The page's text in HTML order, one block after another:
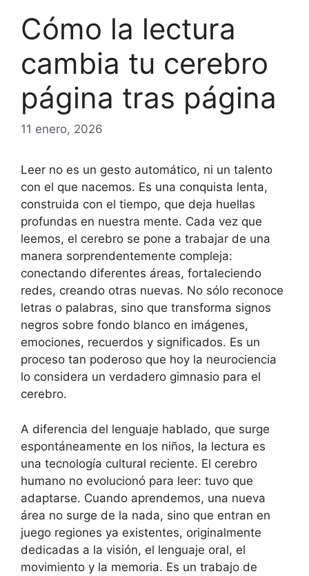
Cómo la lectura
cambia tu cerebro
página tras página
11 enero, 2026
Leer no es un gesto automático, ni un talento
con el que nacemos. Es una conquista lenta,
construida con el tiempo, que deja huellas
profundas en nuestra mente. Cada vez que
leemos, el cerebro se pone a trabajar de una
manera sorprendentemente compleja:
conectando diferentes áreas, fortaleciendo
redes, creando otras nuevas. No sólo reconoce
letras o palabras, sino que transforma signos
negros sobre fondo blanco en imágenes,
emociones, recuerdos y significados. Es un
proceso tan poderoso que hoy la neurociencia
lo considera un verdadero gimnasio para el
cerebro.
A diferencia del lenguaje hablado, que surge
espontáneamente en los niños, la lectura es
una tecnología cultural reciente. El cerebro
humano no evolucionó para leer: tuvo que
adaptarse. Cuando aprendemos, una nueva
área no surge de la nada, sino que entran en
juego regiones ya existentes, originalmente
dedicadas a la visión, el lenguaje oral, el
movimiento y la memoria. Es un trabajo de